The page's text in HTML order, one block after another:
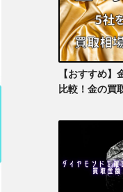
【おすすめ
比較！金の買